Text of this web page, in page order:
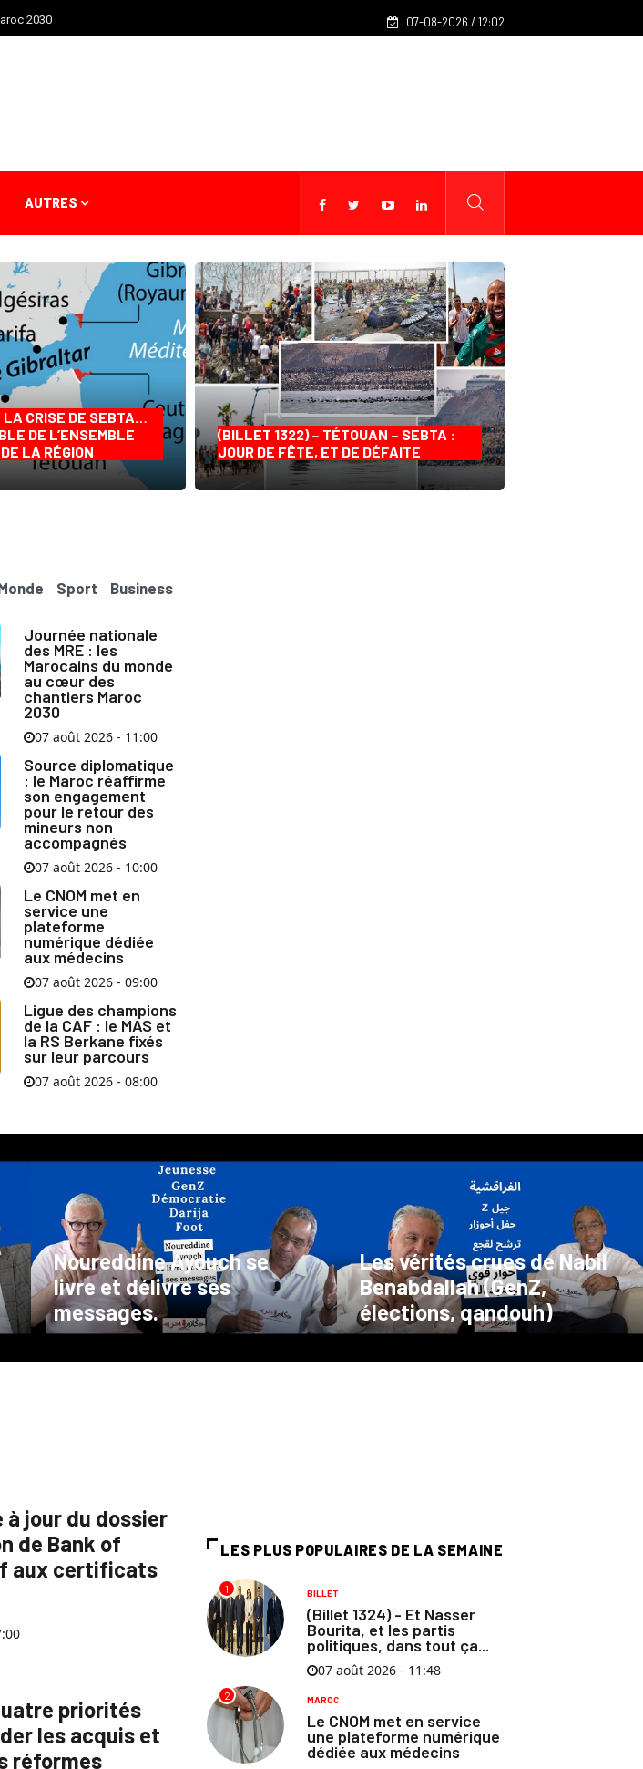
2030 Source diplomatique : le Maroc réaffirme son engagement
07-08-2026 / 12:02
AUTRES
CRISE DE SEBTA…
DE L’ENSEMBLE
LA RÉGION
(BILLET 1322) – TÉTOUAN – SEBTA :
JOUR DE FÊTE, ET DE DÉFAITE
Sport Business
Journée nationale
des MRE : les
Marocains du monde
au cœur des
chantiers Maroc
2030
07 août 2026 - 11:00
Source diplomatique
: le Maroc réaffirme
son engagement
pour le retour des
mineurs non
accompagnés
07 août 2026 - 10:00
Le CNOM met en
service une
plateforme
numérique dédiée
aux médecins
07 août 2026 - 09:00
Ligue des champions
de la CAF : le MAS et
la RS Berkane fixés
sur leur parcours
07 août 2026 - 08:00
Noureddine Ayouch se
livre et délivre ses
messages.
Les vérités crues de Nabil
Benabdallah (GenZ,
élections, qandouh)
à jour du dossier
de Bank of
aux certificats
priorités
les acquis et
réformes
LES PLUS POPULAIRES DE LA SEMAINE
1 BILLET
(Billet 1324) - Et Nasser
Bourita, et les partis
politiques, dans tout ça...
07 août 2026 - 11:48
2 MAROC
Le CNOM met en service
une plateforme numérique
dédiée aux médecins